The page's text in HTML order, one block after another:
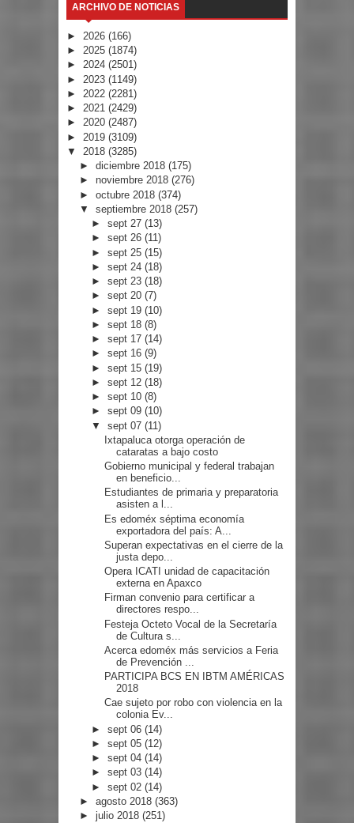
ARCHIVO DE NOTICIAS
► 2026 (166)
► 2025 (1874)
► 2024 (2501)
► 2023 (1149)
► 2022 (2281)
► 2021 (2429)
► 2020 (2487)
► 2019 (3109)
▼ 2018 (3285)
► diciembre 2018 (175)
► noviembre 2018 (276)
► octubre 2018 (374)
▼ septiembre 2018 (257)
►sept 27(13)
►sept 26(11)
►sept 25(15)
►sept 24(18)
►sept 23(18)
►sept 20(7)
►sept 19(10)
►sept 18(8)
►sept 17(14)
►sept 16(9)
►sept 15(19)
►sept 12(18)
►sept 10(8)
►sept 09(10)
▼sept 07(11)
Ixtapaluca otorga operación de
cataratas a bajo costo
Gobierno municipal y federal trabajan
en beneficio...
Estudiantes de primaria y preparatoria
asisten a l...
Es edoméx séptima economía
exportadora del país: A...
Superan expectativas en el cierre de la
justa depo...
Opera ICATI unidad de capacitación
externa en Apaxco
Firman convenio para certificar a
directores respo...
Festeja Octeto Vocal de la Secretaría
de Cultura s...
Acerca edoméx más servicios a Feria
de Prevención ...
PARTICIPA BCS EN IBTM AMÉRICAS
2018
Cae sujeto por robo con violencia en la
colonia Ev...
►sept 06(14)
►sept 05(12)
►sept 04(14)
►sept 03(14)
►sept 02(14)
► agosto 2018 (363)
► julio 2018 (251)